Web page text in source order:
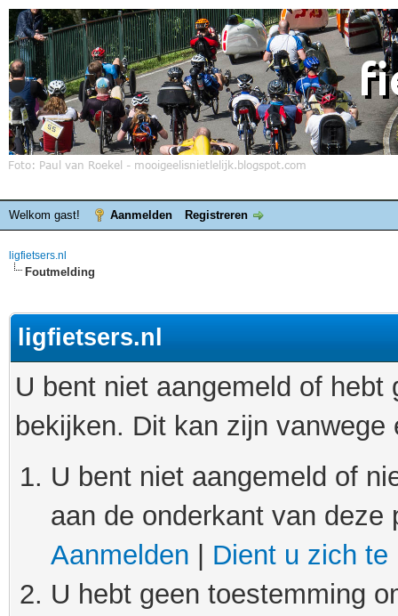
Welkom gast! Aanmelden Registreren
ligfietsers.nl
Foutmelding
ligfietsers.nl
U bent niet aangemeld of
bekijken. Dit kan zijn
U bent niet aangemeld of
aan de onderkant van
Aanmelden
Dient u zich te
U hebt geen toestemming